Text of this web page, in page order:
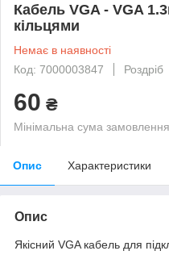
Кабель VGA - VGA
кільцями
Немає в наявності
Код: 7000003847
Роздріб
60 ₴
Мінімальна сума
Опис Характеристики
Опис
Якісний VGA кабель для